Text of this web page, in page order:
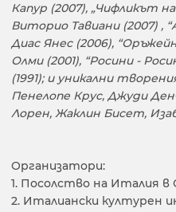
Капур (2007), „Чифликът
Виторио Тавиани (2007) ,
Диас Янес (2006),
Олми (2001), “Росини -
(1991); и уникални
Пенелопе Крус, Джуди
Лорен, Жаклин Бисет,
Организатори:
1. Посолство на Италия в
2. Италиански културен